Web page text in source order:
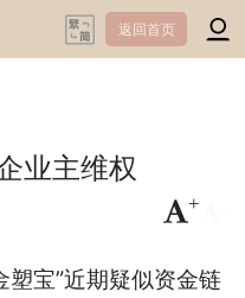
返回首页
业主维权
+
宝”近期疑似资金链